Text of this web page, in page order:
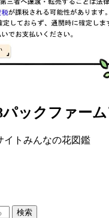
パックファー
イトみんなの花図鑑
検索